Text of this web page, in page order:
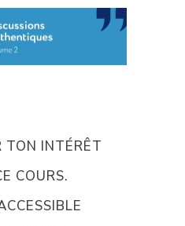
TON INTÉRÊT
COURS.